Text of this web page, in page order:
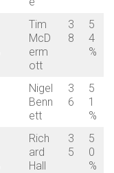
Tim
McD
erm
ott
3
8
5
4
%
Nigel
Benn
ett
3
6
5
1
%
Rich
ard
Hall
3
5
5
0
%